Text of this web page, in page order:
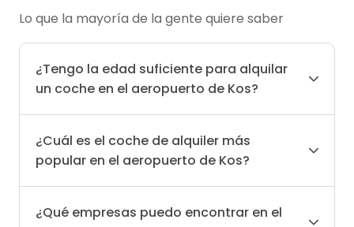
Lo que la mayoría de la gente quiere saber
¿Tengo la edad suficiente para alquilar
un coche en el aeropuerto de Kos?
¿Cuál es el coche de alquiler más
popular en el aeropuerto de Kos?
¿Qué empresas puedo encontrar en el